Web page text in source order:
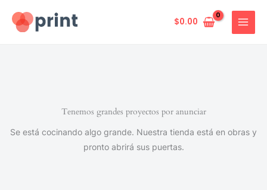
$0.00
Tenemos grandes proyectos por anunciar
Se está cocinando algo grande. Nuestra tienda está en obras y
pronto abrirá sus puertas.